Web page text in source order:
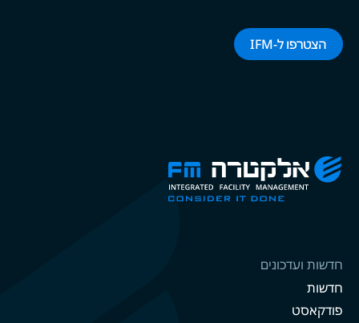
הצטרפו ל-‌‌IFM‌‌
חדשות ועדכונים
חדשות
פודקאסט